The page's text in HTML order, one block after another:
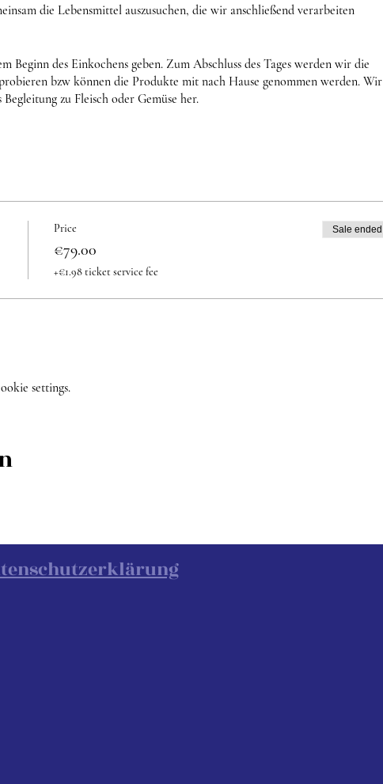
die Lebensmittel auszusuchen, die wir anschließend verarbeiten
Beginn des Einkochens geben. Zum Abschluss des Tages werden wir die
bzw können die Produkte mit nach Hause genommen werden. Wir
zu Fleisch oder Gemüse her.
Price
€79.00
+€1.98 ticket service fee
Sale ended
settings.